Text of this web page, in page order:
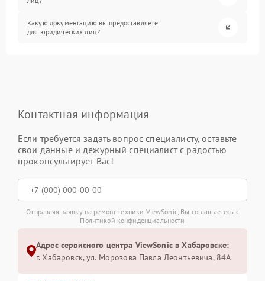
Какую документацию вы предоставляете
для юридических лиц?
Контактная информация
Если требуется задать вопрос специалисту, оставьте
свои данные и дежурный специалист с радостью
проконсультирует Вас!
Отправляя заявку на ремонт техники ViewSonic, Вы соглашаетесь с
Политикой конфиденциальности
Адрес сервисного центра ViewSonic в Хабаровске:
г. Хабаровск, ул. Морозова Павла Леонтьевича, 84А